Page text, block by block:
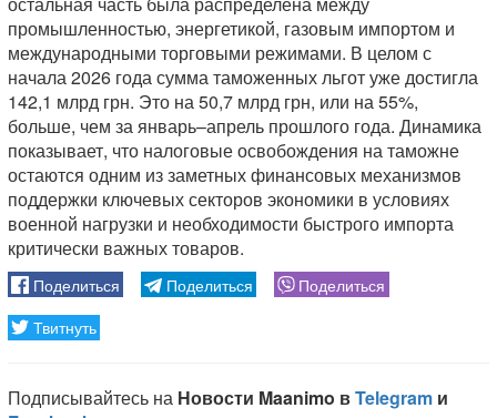
промышленностью, энергетикой, газовым импортом и
международными торговыми режимами. В целом с
начала 2026 года сумма таможенных льгот уже достигла
142,1 млрд грн. Это на 50,7 млрд грн, или на 55%,
больше, чем за январь–апрель прошлого года. Динамика
показывает, что налоговые освобождения на таможне
остаются одним из заметных финансовых механизмов
поддержки ключевых секторов экономики в условиях
военной нагрузки и необходимости быстрого импорта
критически важных товаров.